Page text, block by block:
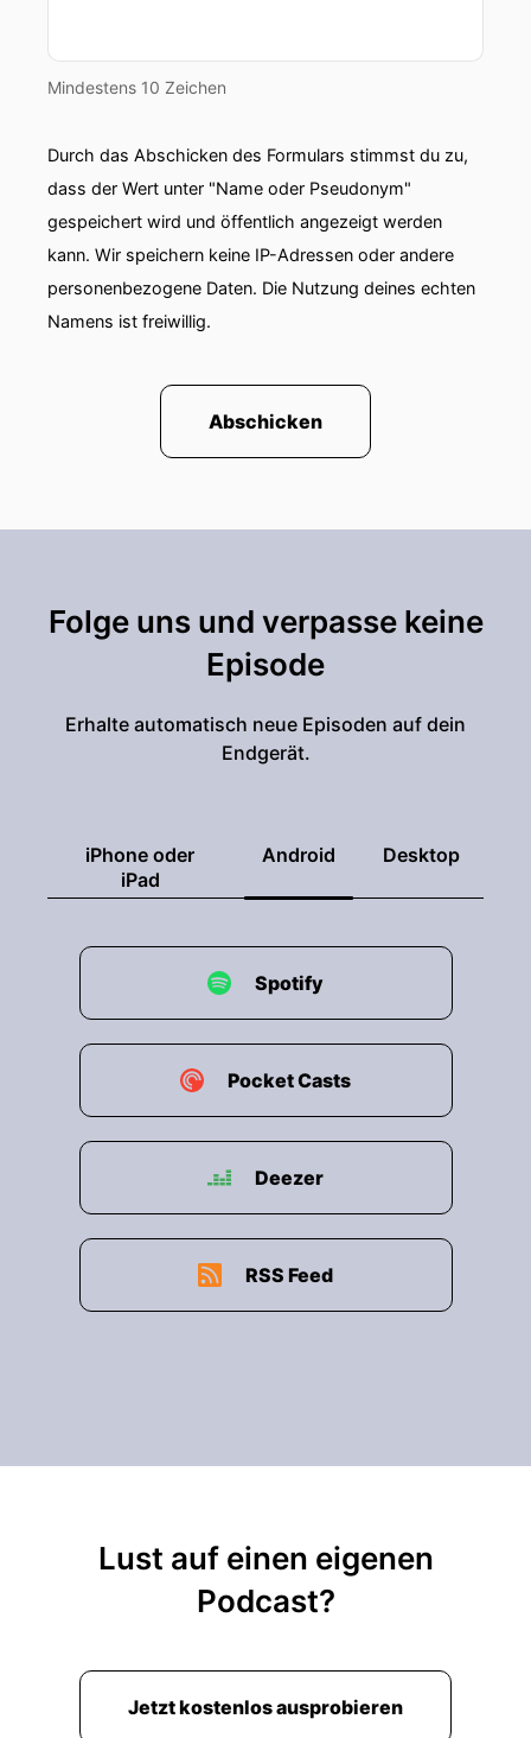
Mindestens 10 Zeichen
Durch das Abschicken des Formulars stimmst du zu,
dass der Wert unter "Name oder Pseudonym"
gespeichert wird und öffentlich angezeigt werden
kann. Wir speichern keine IP-Adressen oder andere
personenbezogene Daten. Die Nutzung deines echten
Namens ist freiwillig.
Abschicken
Folge uns und verpasse keine
Episode
Erhalte automatisch neue Episoden auf dein
Endgerät.
iPhone oder
iPad
Android Desktop
Spotify
Pocket Casts
Deezer
RSS Feed
Lust auf einen eigenen
Podcast?
Jetzt kostenlos ausprobieren